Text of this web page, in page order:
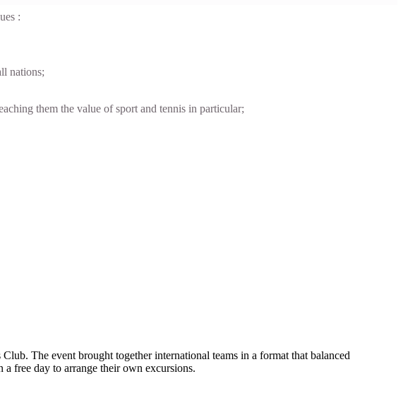
:
nations;
them the value of sport and tennis in particular;
The event brought together international teams in a format that balanced
free day to arrange their own excursions.